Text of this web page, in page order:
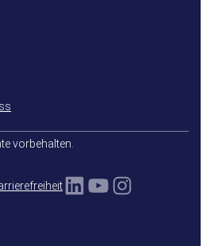
vorbehalten.
LinkedIn
YouTube